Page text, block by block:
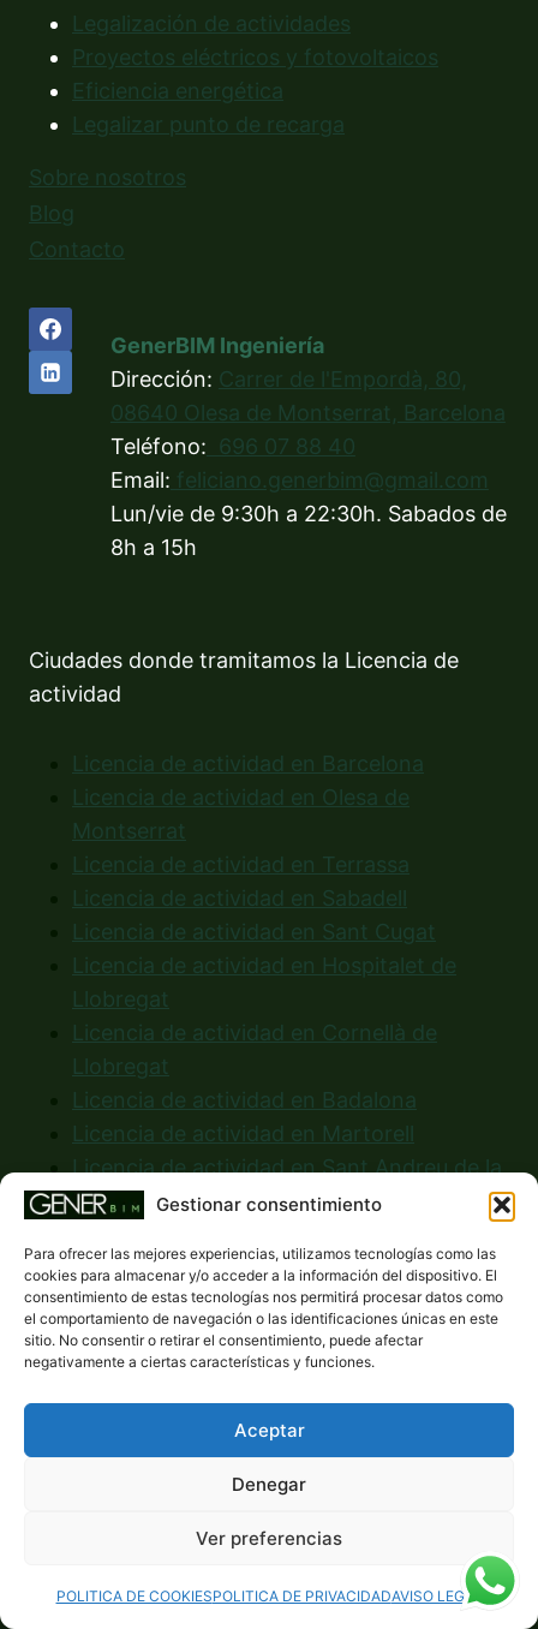
Gestionar consentimiento
Para ofrecer las mejores experiencias, utilizamos tecnologías como las
cookies para almacenar y/o acceder a la información del dispositivo. El
consentimiento de estas tecnologías nos permitirá procesar datos como
el comportamiento de navegación o las identificaciones únicas en este
sitio. No consentir o retirar el consentimiento, puede afectar
negativamente a ciertas características y funciones.
Aceptar
Denegar
Ver preferencias
POLITICA DE COOKIESPOLITICA DE PRIVACIDADAVISO LEGAL
Legalización de actividades
Proyectos eléctricos y fotovoltaicos
Eficiencia energética
Legalizar punto de recarga
Sobre nosotros
Blog
Contacto
GenerBIM Ingeniería
Dirección: Carrer de l'Empordà, 80,
08640 Olesa de Montserrat, Barcelona
Teléfono: 696 07 88 40
Email: feliciano.generbim@gmail.com
Lun/vie de 9:30h a 22:30h. Sabados de
8h a 15h
Ciudades donde tramitamos la Licencia de
actividad
Licencia de actividad en Barcelona
Licencia de actividad en Olesa de
Montserrat
Licencia de actividad en Terrassa
Licencia de actividad en Sabadell
Licencia de actividad en Sant Cugat
Licencia de actividad en Hospitalet de
Llobregat
Licencia de actividad en Cornellà de
Llobregat
Licencia de actividad en Badalona
Licencia de actividad en Martorell
Licencia de actividad en Sant Andreu de la
Barca
Licencia de actividad en Sant Boi de
Llobregat
Licencia de actividad en Esparraguera
Licencia de actividad según tu negocio
Licencia de actividad para restaurante
Licencia de actividad para cafetería